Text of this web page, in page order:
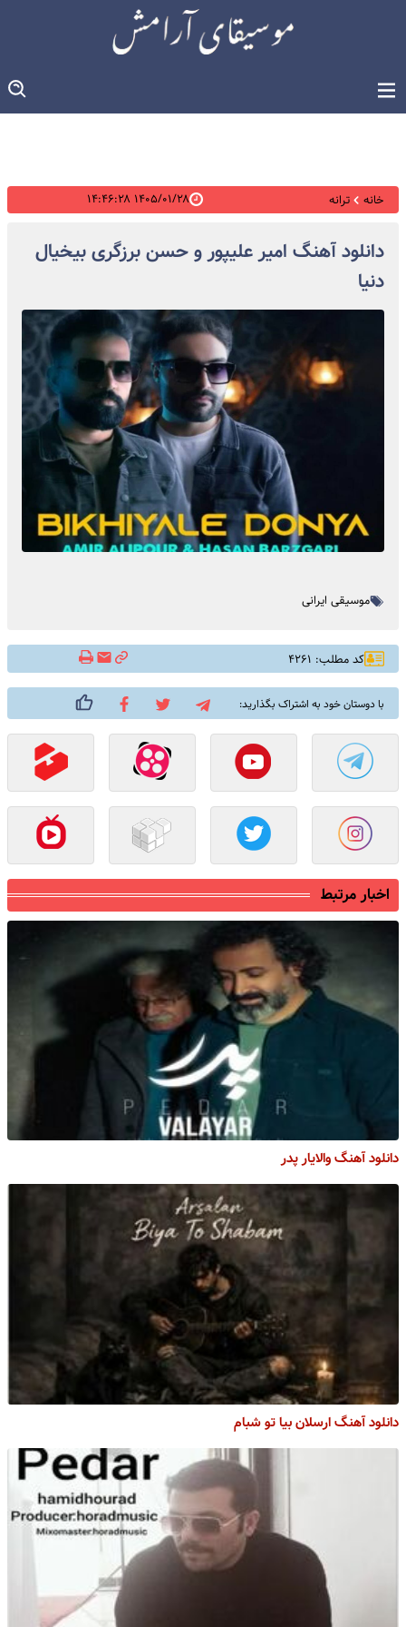
خانه ترانه ۱۴۰۵/۰۱/۲۸ ۱۴:۴۶:۲۸
دانلود آهنگ امیر علیپور و حسن برزگری بیخیال
دنیا
موسیقی ایرانی
کد مطلب: ۴۲۶۱
با دوستان خود به اشتراک بگذارید:
اخبار مرتبط
دانلود آهنگ والایار پدر
دانلود آهنگ ارسلان بیا تو شبام